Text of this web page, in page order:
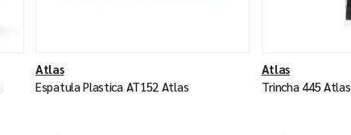
Atlas
Espatula Plastica AT152 Atlas
Atlas
Trincha 445 Atlas